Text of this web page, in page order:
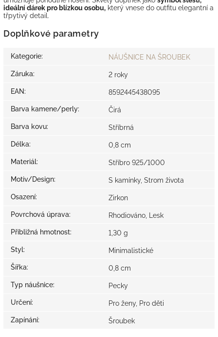
ideální dárek pro blízkou osobu, který vnese do outfitu elegantní a
třpytivý detail.
Doplňkové parametry
Kategorie: NÁUŠNICE NA ŠROUBEK
Záruka: 2 roky
EAN: 8592445438095
Barva kamene/perly: Čirá
Barva kovu: Stříbrná
Délka: 0,8 cm
Materiál: Stříbro 925/1000
Motiv/Design: S kamínky, Strom života
Osazení: Zirkon
Povrchová úprava: Rhodiováno, Lesk
Přibližná hmotnost: 1,30 g
Styl: Minimalistické
Šířka: 0,8 cm
Typ náušnice: Pecky
Určení: Pro ženy, Pro děti
Zapínání: Šroubek